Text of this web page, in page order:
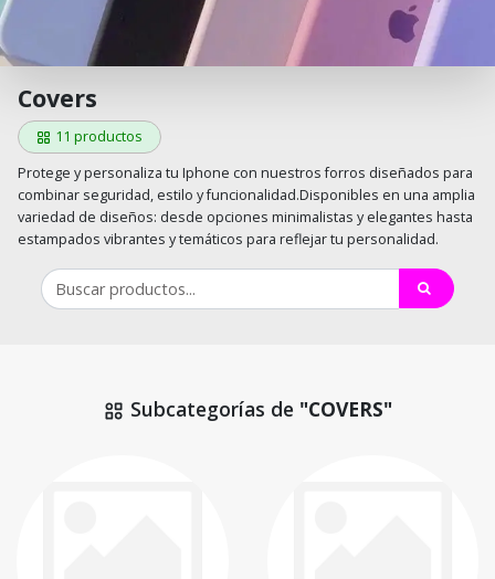
Covers
11 productos
Protege y personaliza tu Iphone con nuestros forros diseñados para
combinar seguridad, estilo y funcionalidad.Disponibles en una amplia
variedad de diseños: desde opciones minimalistas y elegantes hasta
estampados vibrantes y temáticos para reflejar tu personalidad.
Subcategorías de "COVERS"